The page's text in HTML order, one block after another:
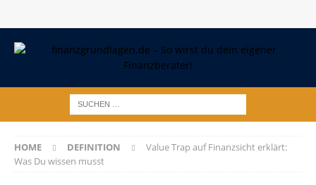
HOME DEFINITION
Value Trap auf Finanzsicht erklärt:
Was Du wissen musst